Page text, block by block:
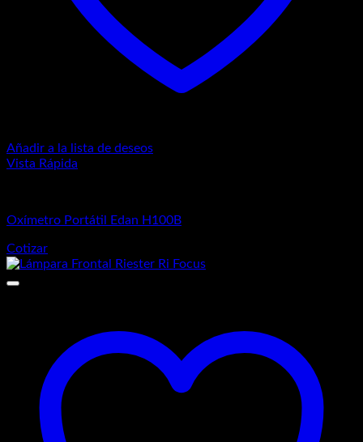
Añadir a la lista de deseos
Vista Rápida
Oxímetro Portátil Edan H100B
Cotizar